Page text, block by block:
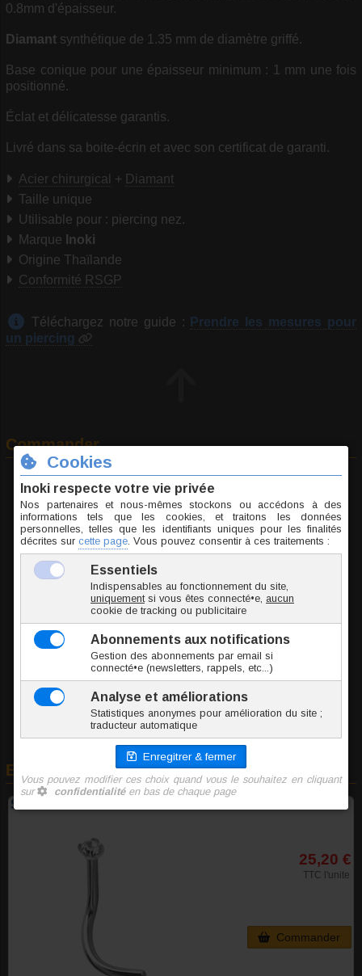
0.8mm d'épaisseur.
Diamant synthétique de 1.35 mm de diamètre griffé.
Base conique pour une épaisseur minimum : 1 mm une fois
positionné.
Éclat et délicatesse garantis.
Livré dans sa boite-écrin et avec son certificat de garanti.
Acier chirurgical + Diamant
Taille unique
Utilisable pour : piercing nez.
Marque Inoki
Origine Thaïlande
Conformité RSGP
Téléchargez notre guide :
Prendre les mesures pour
un piercing
Commander
A Jonc / Tige
B Longueur
C Élément
STA001-0.8/6.5/1.35
0.1 g
30.60 €
Ajouter au panier
En rapport avec cet article
Stud de nez Or blanc 14K et Zirconium 1.5 mm
25,20 €
TTC l'unite
Commander